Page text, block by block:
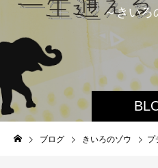
～きいろ
ブログ きいろのゾウ